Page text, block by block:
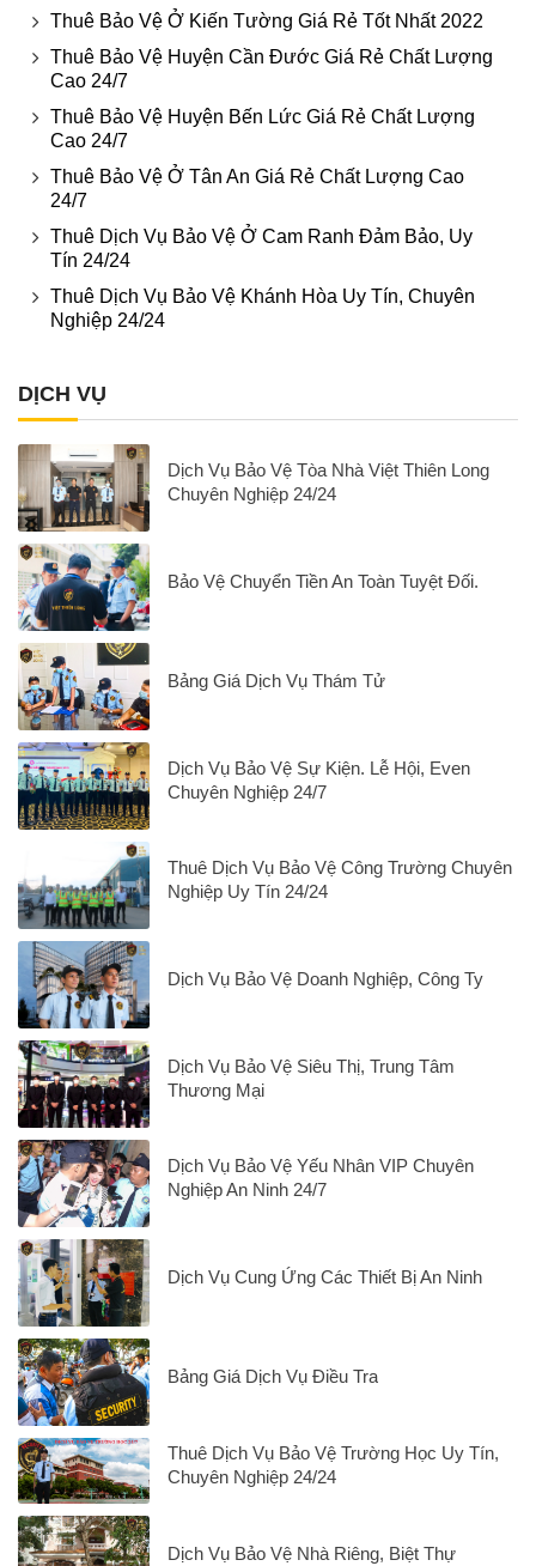
Thuê Bảo Vệ Ở Kiến Tường Giá Rẻ Tốt Nhất 2022
Thuê Bảo Vệ Huyện Cần Đước Giá Rẻ Chất Lượng
Cao 24/7
Thuê Bảo Vệ Huyện Bến Lức Giá Rẻ Chất Lượng
Cao 24/7
Thuê Bảo Vệ Ở Tân An Giá Rẻ Chất Lượng Cao
24/7
Thuê Dịch Vụ Bảo Vệ Ở Cam Ranh Đảm Bảo, Uy
Tín 24/24
Thuê Dịch Vụ Bảo Vệ Khánh Hòa Uy Tín, Chuyên
Nghiệp 24/24
DỊCH VỤ
Dịch Vụ Bảo Vệ Tòa Nhà Việt Thiên Long
Chuyên Nghiệp 24/24
Bảo Vệ Chuyển Tiền An Toàn Tuyệt Đối.
Bảng Giá Dịch Vụ Thám Tử
Dịch Vụ Bảo Vệ Sự Kiện. Lễ Hội, Even
Chuyên Nghiệp 24/7
Thuê Dịch Vụ Bảo Vệ Công Trường Chuyên
Nghiệp Uy Tín 24/24
Dịch Vụ Bảo Vệ Doanh Nghiệp, Công Ty
Dịch Vụ Bảo Vệ Siêu Thị, Trung Tâm
Thương Mại
Dịch Vụ Bảo Vệ Yếu Nhân VIP Chuyên
Nghiệp An Ninh 24/7
Dịch Vụ Cung Ứng Các Thiết Bị An Ninh
Bảng Giá Dịch Vụ Điều Tra
Thuê Dịch Vụ Bảo Vệ Trường Học Uy Tín,
Chuyên Nghiệp 24/24
Dịch Vụ Bảo Vệ Nhà Riêng, Biệt Thự